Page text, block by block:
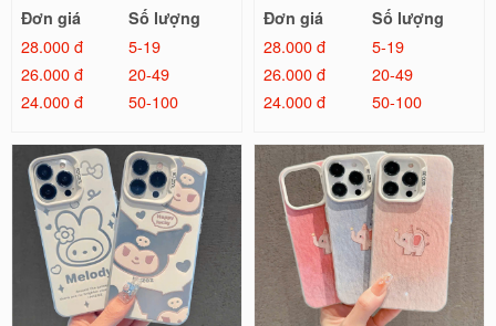
Đơn giá
Số lượng
28.000 đ
5-19
26.000 đ
20-49
24.000 đ
50-100
Đơn giá
Số lượng
28.000 đ
5-19
26.000 đ
20-49
24.000 đ
50-100